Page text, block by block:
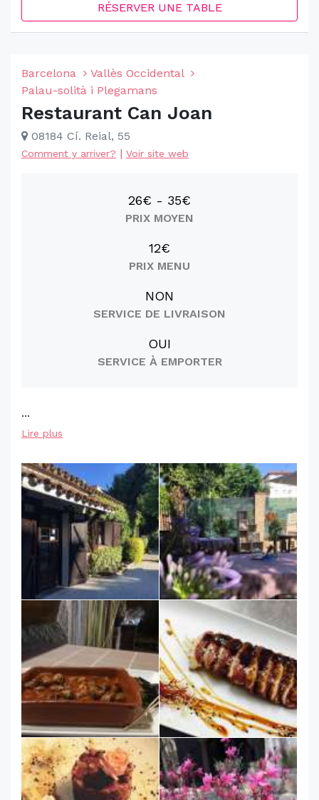
RÉSERVER UNE TABLE
Barcelona
Vallès Occidental
Palau-solità i Plegamans
Restaurant Can Joan
08184 Cí. Reial, 55
Comment y arriver? | Voir site web
26€ - 35€
PRIX MOYEN
12€
PRIX MENU
NON
SERVICE DE LIVRAISON
OUI
SERVICE À EMPORTER
...
Lire plus